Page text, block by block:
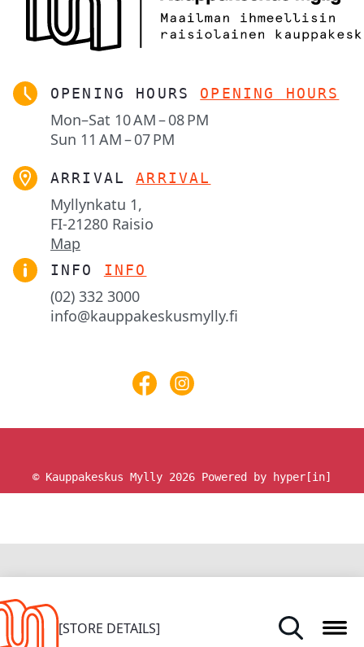
HOME
[STORE DETAILS]
OPENING HOURS OPENING HOURS
Mon–Sat 10 AM – 08 PM
Sun 11 AM – 07 PM
ARRIVAL ARRIVAL
Myllynkatu 1,
FI-21280 Raisio
Map
INFO INFO
(02) 332 3000
info@kauppakeskusmylly.fi
© Kauppakeskus Mylly 2026 Powered by hyper[in]